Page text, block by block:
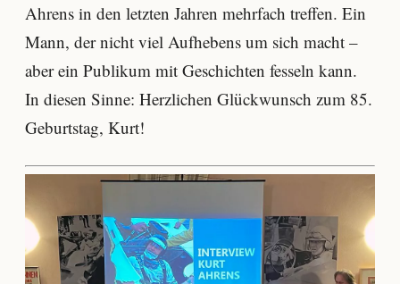
Ahrens in den letzten Jahren mehrfach treffen. Ein
Mann, der nicht viel Aufhebens um sich macht –
aber ein Publikum mit Geschichten fesseln kann.
In diesen Sinne: Herzlichen Glückwunsch zum 85.
Geburtstag, Kurt!